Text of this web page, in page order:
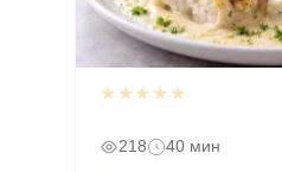
★★★★★
218 40 мин